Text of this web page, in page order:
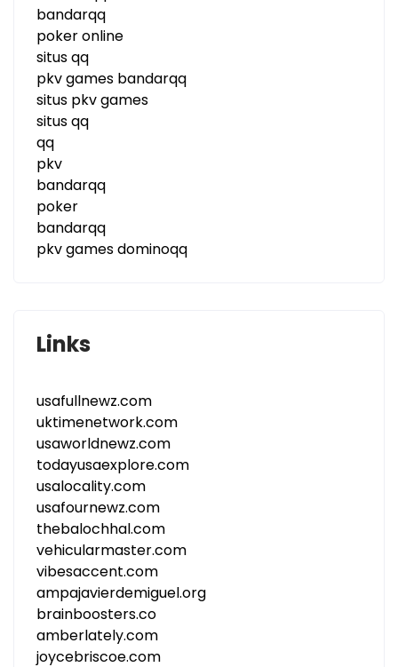
bandarqq
poker online
situs qq
pkv games bandarqq
situs pkv games
situs qq
qq
pkv
bandarqq
poker
bandarqq
pkv games dominoqq
Links
usafullnewz.com
uktimenetwork.com
usaworldnewz.com
todayusaexplore.com
usalocality.com
usafournewz.com
thebalochhal.com
vehicularmaster.com
vibesaccent.com
ampajavierdemiguel.org
brainboosters.co
amberlately.com
joycebriscoe.com